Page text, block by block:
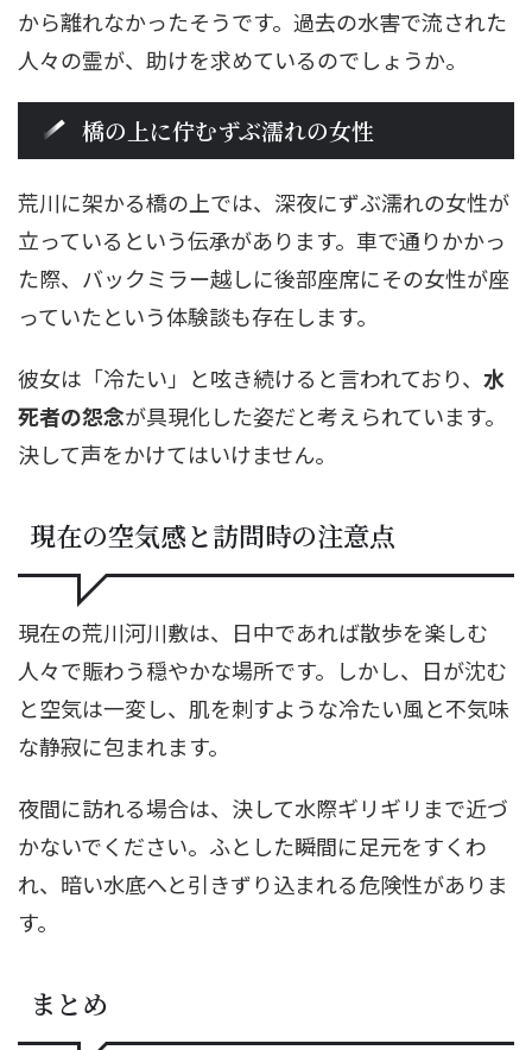
から離れなかったそうです。過去の水害で流された
人々の霊が、助けを求めているのでしょうか。
橋の上に佇むずぶ濡れの女性
荒川に架かる橋の上では、深夜にずぶ濡れの女性が
立っているという伝承があります。車で通りかかっ
た際、バックミラー越しに後部座席にその女性が座
っていたという体験談も存在します。
彼女は「冷たい」と呟き続けると言われており、 水
死者の怨念が具現化した姿だと考えられています。
決して声をかけてはいけません。
現在の空気感と訪問時の注意点
現在の荒川河川敷は、日中であれば散歩を楽しむ
人々で賑わう穏やかな場所です。しかし、日が沈む
と空気は一変し、肌を刺すような冷たい風と不気味
な静寂に包まれます。
夜間に訪れる場合は、決して水際ギリギリまで近づ
かないでください。ふとした瞬間に足元をすくわ
れ、暗い水底へと引きずり込まれる危険性がありま
す。
まとめ